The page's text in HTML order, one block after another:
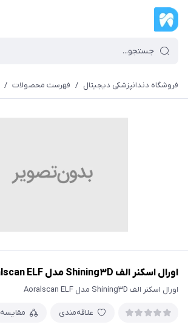
فروشگاه دندانپزشکی دیجیتال / فهرست محصولات /
اورال اسکنر الف Shining۳D مدل Aoralscan ELF
اورال اسکنر الف Shining۳D مدل Aoralscan ELF
علاقه‌مندی مقایسه